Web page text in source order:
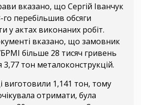
вказано, що Сергій Іванчук
го перебільшив обсяги
у актах виконаних робіт.
вказано, що замовник
більше 28 тисяч гривень
тон металоконструкцій.
виготовили 1,141 тон, тому
отримати, була